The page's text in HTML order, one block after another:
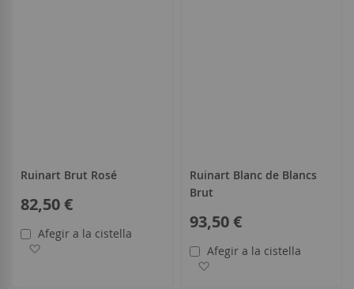
Ruinart Brut Rosé
82,50 €
Afegir a la cistella
Ruinart Blanc de Blancs
Brut
93,50 €
Afegir a la cistella